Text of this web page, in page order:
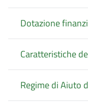
Dotazione
Caratteristiche
Regime di Aiuto